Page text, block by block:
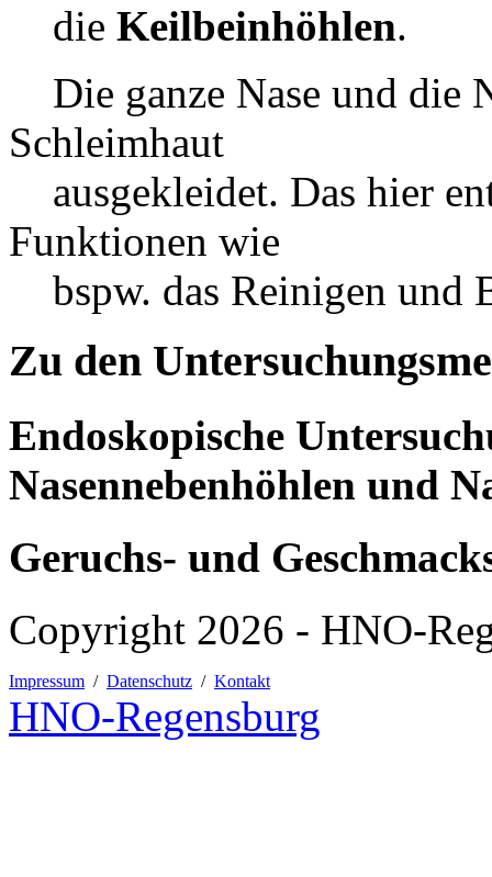
die Keilbeinhöhlen.
Die ganze Nase und die
Schleimhaut
ausgekleidet. Das hier
Funktionen wie
bspw. das Reinigen und
Zu den
Endoskopische
Nasennebenhöhlen und
Geruchs- und
Copyright 2026 - HNO-
Impressum / Datenschutz / Kontakt
HNO-Regensburg